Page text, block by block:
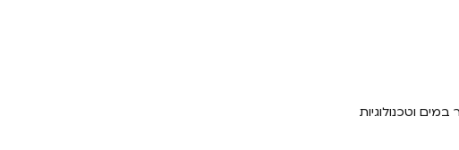
וטכנולוגיות